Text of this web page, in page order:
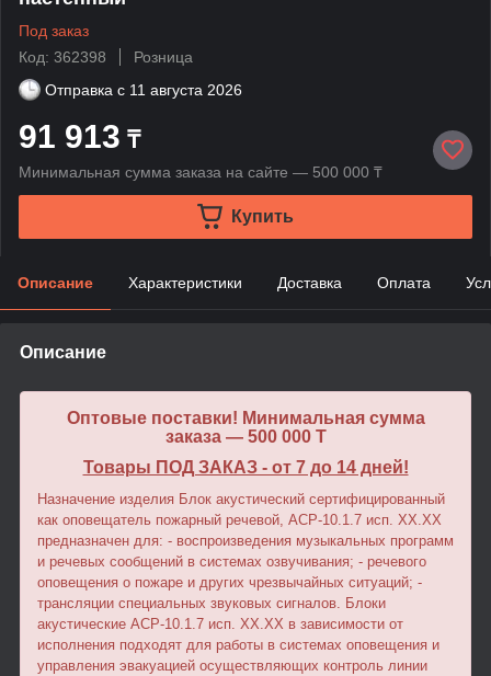
Под заказ
Код: 362398
Розница
Отправка с 11 августа 2026
91 913 ₸
Минимальная сумма заказа на сайте — 500 000 ₸
Купить
Описание Характеристики Доставка Оплата
Описание
Оптовые поставки! Минимальная сумма
заказа — 500 000 T
Товары ПОД ЗАКАЗ - от 7 до 14 дней!
Назначение изделия Блок акустический сертифицированный
как оповещатель пожарный речевой, АСР-10.1.7 исп. XX.XХ
предназначен для: - воспроизведения музыкальных программ
и речевых сообщений в системах озвучивания; - речевого
оповещения о пожаре и других чрезвычайных ситуаций; -
трансляции специальных звуковых сигналов. Блоки
акустические АСР-10.1.7 исп. XX.XХ в зависимости от
исполнения подходят для работы в системах оповещения и
управления эвакуацией осуществляющих контроль линии